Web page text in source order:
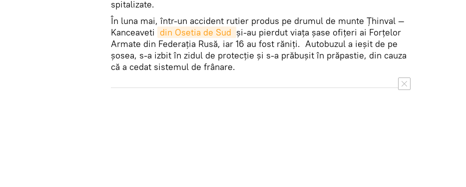
spitalizate.
În luna mai, într-un accident rutier produs pe drumul de munte Țhinval —
Kanceaveti din Osetia de Sud și-au pierdut viața șase ofițeri ai Forțelor
Armate din Federația Rusă, iar 16 au fost răniți. Autobuzul a ieșit de pe
şosea, s-a izbit în zidul de protecție și s-a prăbușit în prăpastie, din cauza
că a cedat sistemul de frânare.